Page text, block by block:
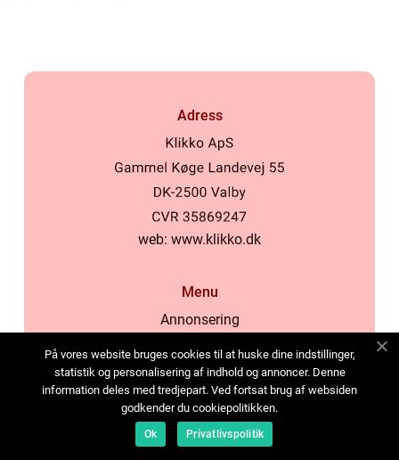
Adress
web: www.klikko.dk
Menu
Annonsering
Cookies
Kontakta oss
Sitemap
På vores website bruges cookies til at huske dine indstillinger,
statistik og personalisering af indhold og annoncer. Denne
information deles med tredjepart. Ved fortsat brug af websiden
godkender du cookiepolitikken.
Ok Privatlivspolitik